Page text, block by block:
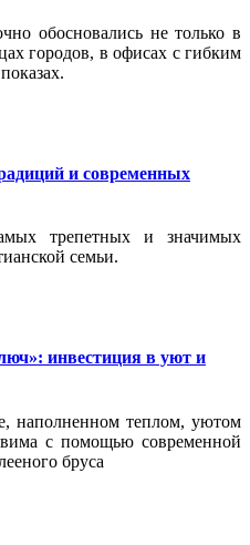
обосновались не только в
городов, в офисах с гибким
и современных
трепетных и значимых
семьи.
инвестиция в уют и
наполненном теплом, уютом
с помощью современной
бруса